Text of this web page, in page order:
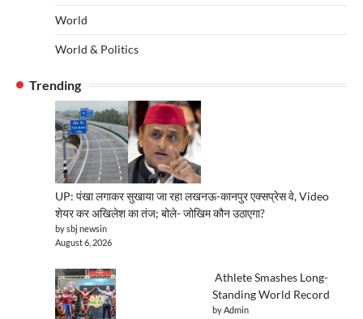
World
World & Politics
Trending
UP: पंखा लगाकर सुखाया जा रहा लखनऊ-कानपुर एक्सप्रेस वे, Video
शेयर कर अखिलेश का तंज; बोले- जोखिम कौन उठाएगा?
by sbj newsin
August 6, 2026
Athlete Smashes Long-
Standing World Record
by Admin